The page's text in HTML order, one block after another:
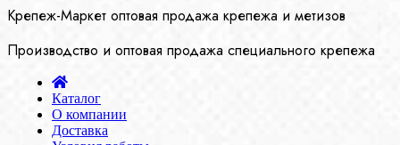
Крепеж-Маркет оптовая продажа крепежа и метизов
Производство и оптовая продажа специального крепежа
Каталог
О компании
Доставка